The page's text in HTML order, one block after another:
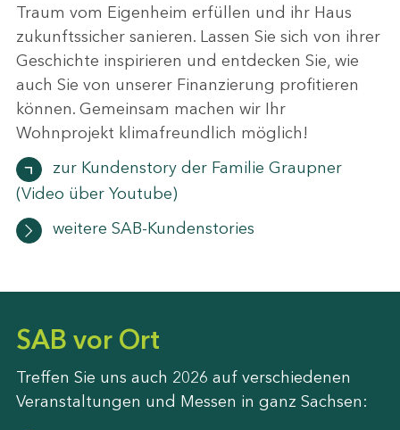
Traum vom Eigenheim erfüllen und ihr Haus
zukunftssicher sanieren. Lassen Sie sich von ihrer
Geschichte inspirieren und entdecken Sie, wie
auch Sie von unserer Finanzierung profitieren
können. Gemeinsam machen wir Ihr
Wohnprojekt klimafreundlich möglich!
zur Kundenstory der Familie Graupner
(Video über Youtube)
weitere SAB-Kundenstories
SAB vor Ort
Treffen Sie uns auch 2026 auf verschiedenen
Veranstaltungen und Messen in ganz Sachsen: